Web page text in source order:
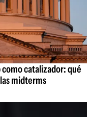
como catalizador: qué
midterms